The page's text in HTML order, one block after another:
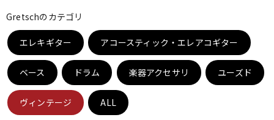
キーボード
管楽器 その他楽器
Gretschのカテゴリ
エレキギター アコースティック・エレアコギター
ベース ドラム 楽器アクセサリ ユーズド
ヴィンテージ ALL